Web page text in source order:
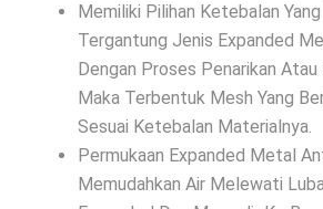
Memiliki Pilihan Ketebalan
Tergantung Jenis Expanded
Dengan Proses Penarikan Atau
Maka Terbentuk Mesh Yang
Sesuai Ketebalan Materialnya.
Permukaan Expanded Metal
Memudahkan Air Melewati